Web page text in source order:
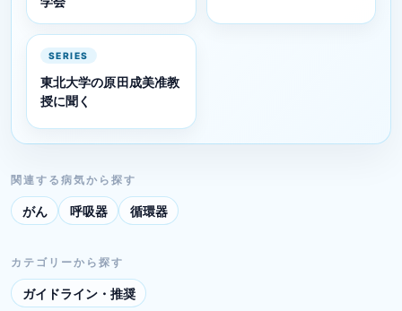
SERIES
東北大学の原田成美准教
授に聞く
関連する病気から探す
がん 呼吸器 循環器
カテゴリーから探す
ガイドライン・推奨